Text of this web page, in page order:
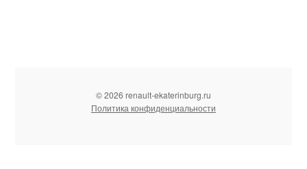
© 2026 renault-ekaterinburg.ru
Политика конфиденциальности